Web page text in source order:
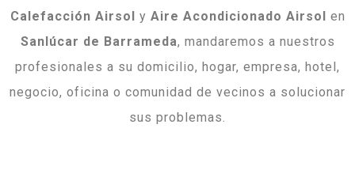
Calefacción Airsol y Aire Acondicionado Airsol en
Sanlúcar de Barrameda, mandaremos a nuestros
profesionales a su domicilio, hogar, empresa, hotel,
negocio, oficina o comunidad de vecinos a solucionar
sus problemas.